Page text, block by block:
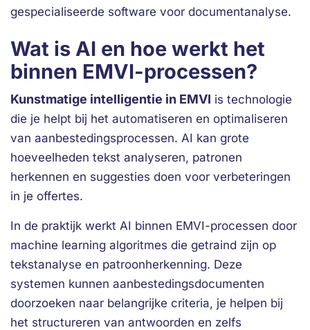
gespecialiseerde software voor documentanalyse.
Wat is AI en hoe werkt het
binnen EMVI-processen?
Kunstmatige intelligentie in EMVI is technologie
die je helpt bij het automatiseren en optimaliseren
van aanbestedingsprocessen. AI kan grote
hoeveelheden tekst analyseren, patronen
herkennen en suggesties doen voor verbeteringen
in je offertes.
In de praktijk werkt AI binnen EMVI-processen door
machine learning algoritmes die getraind zijn op
tekstanalyse en patroonherkenning. Deze
systemen kunnen aanbestedingsdocumenten
doorzoeken naar belangrijke criteria, je helpen bij
het structureren van antwoorden en zelfs